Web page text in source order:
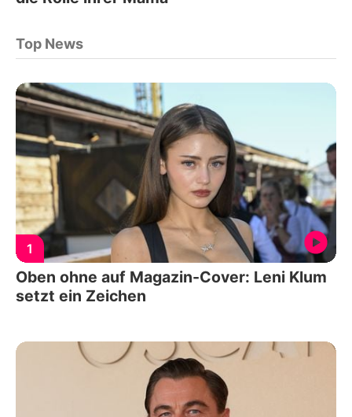
Top News
1
Oben ohne auf Magazin-Cover: Leni Klum
setzt ein Zeichen